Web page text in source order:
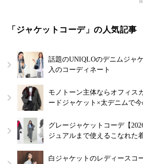
「ジャケットコーデ」の人気記事
話題のUNIQLOのデニムジャ
入のコーディネート
モノトーン主体ならオフィス
ードジャケット×太デニムで今
グレージャケットコーデ【
ジュアルまで使えるこなれた
白ジャケットのレディースコ